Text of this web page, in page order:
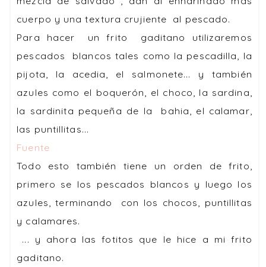
cuerpo y una textura crujiente al pescado.
Para hacer un frito gaditano utilizaremos
pescados blancos tales como la pescadilla, la
pijota, la acedia, el salmonete... y también
azules como el boquerón, el choco, la sardina,
la sardinita pequeña de la bahia, el calamar,
las puntillitas...
Fuente
Todo esto también tiene un orden de frito,
primero se los pescados blancos y luego los
azules, terminando con los chocos, puntillitas
y calamares.
... y ahora las fotitos que le hice a mi frito
gaditano.